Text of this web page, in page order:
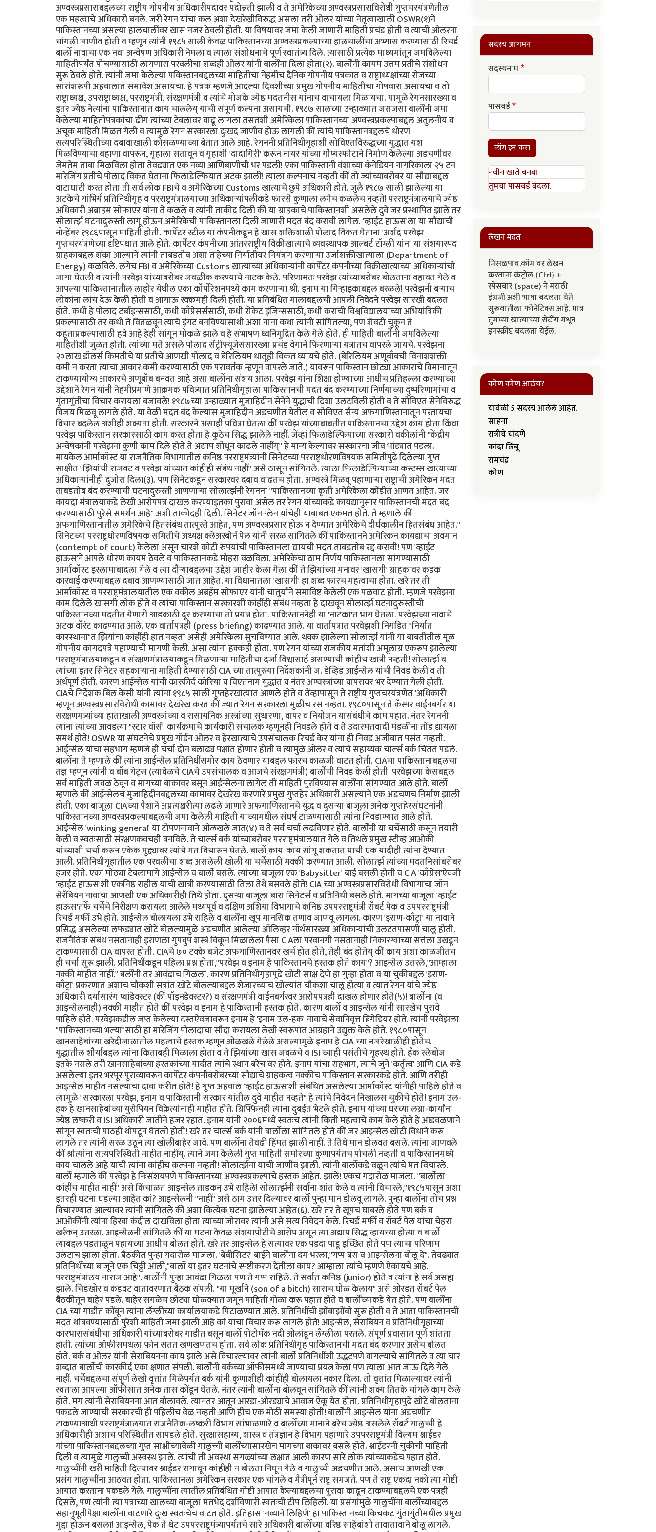
सदस्य आगमन
सदस्यनाम
पासवर्ड
लॉग इन करा
नवीन खाते बनवा
तुमचा पासवर्ड बदला.
लेखन मदत
मिसळपाव.कॉम वर लेखन
करताना कंट्रोल (Ctrl) +
स्पेसबार (space) ने मराठी
इंग्रजी अशी भाषा बदलता येते.
सुरूवातीला फोनेटिक्स आहे. मात्र
तुमच्या खात्याच्या सेटींग मधून
इनस्क्रीप्ट बदलता येईल.
कोण कोण आलंय?
यावेळी 5 सदस्यं आलेले आहेत.
साहना
रात्रीचे चांदणे
कांदा लिंबू
रामचंद्र
कोण